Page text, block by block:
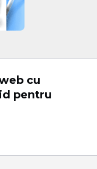
cu
pentru